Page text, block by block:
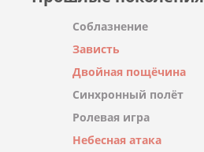
Соблазнение
Зависть
Двойная пощёчина
Синхронный полёт
Ролевая игра
Небесная атака